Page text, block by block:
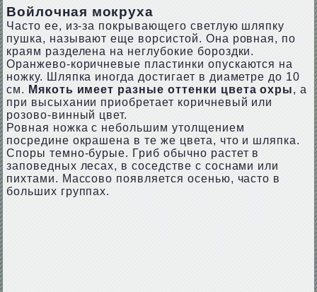
Войлочная мокруха
Часто ее, из-за покрывающего светлую шляпку
пушка, называют еще ворсистой. Она ровная, по
краям разделена на неглубокие бороздки.
Оранжево-коричневые пластинки опускаются на
ножку. Шляпка иногда достигает в диаметре до 10
см. Мякоть имеет разные оттенки цвета охры, а
при высыхании приобретает коричневый или
розово-винный цвет.
Ровная ножка с небольшим утолщением
посредине окрашена в те же цвета, что и шляпка.
Споры темно-бурые. Гриб обычно растет в
заповедных лесах, в соседстве с соснами или
пихтами. Массово появляется осенью, часто в
больших группах.